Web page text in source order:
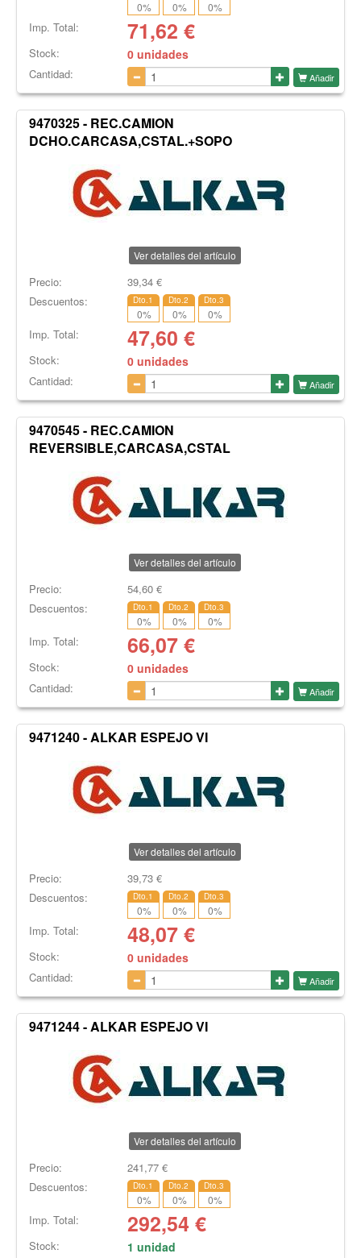
0% 0% 0%
Imp. Total: 71,62 €
Stock: 0 unidades
Cantidad: Añadir
9470325 - REC.CAMION
DCHO.CARCASA,CSTAL.+SOPO
Ver detalles del artículo
Precio: 39,34€
Descuentos:
Dto.1
0%
Dto.2
0%
Dto.3
0%
Imp. Total: 47,60 €
Stock: 0 unidades
Cantidad: Añadir
9470545 - REC.CAMION
REVERSIBLE,CARCASA,CSTAL
Ver detalles del artículo
Precio: 54,60€
Descuentos:
Dto.1
0%
Dto.2
0%
Dto.3
0%
Imp. Total: 66,07€
Stock: 0 unidades
Cantidad: Añadir
9471240 - ALKAR ESPEJO VI
Ver detalles del artículo
Precio: 39,73€
Descuentos:
Dto.1
0%
Dto.2
0%
Dto.3
0%
Imp. Total: 48,07€
Stock: 0 unidades
Cantidad: Añadir
9471244 - ALKAR ESPEJO VI
Ver detalles del artículo
Precio: 241,77€
Descuentos:
Dto.1
0%
Dto.2
0%
Dto.3
0%
Imp. Total: 292,54 €
Stock: 1 unidad